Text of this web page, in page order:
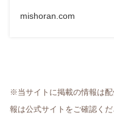
mishoran.com
※当サイトに掲載の情報は
報は公式サイトをご確認くだ